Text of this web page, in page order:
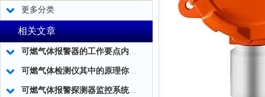
更多分类
相关文章
可燃气体报警器的工作要点内容和优化工作
可燃气体检测仪其中的原理你真的知道吗?
可燃气体报警探测器监控系统的调试要求